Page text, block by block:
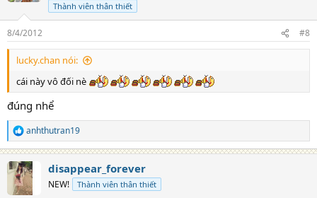
Thành viên thân thiết
8/4/2012 #8
lucky.chan nói:
cái này vô đối nè
đúng nhể
R
e
a
c
t
i
anhthutran19
disappear_forever
NEW! Thành viên thân thiết